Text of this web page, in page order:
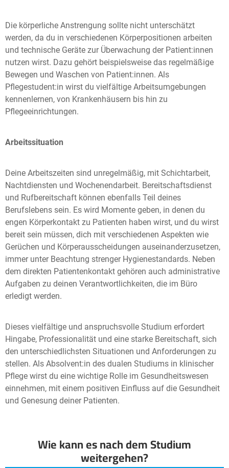
Die körperliche Anstrengung sollte nicht unterschätzt
werden, da du in verschiedenen Körperpositionen arbeiten
und technische Geräte zur Überwachung der Patient:innen
nutzen wirst. Dazu gehört beispielsweise das regelmäßige
Bewegen und Waschen von Patient:innen. Als
Pflegestudent:in wirst du vielfältige Arbeitsumgebungen
kennenlernen, von Krankenhäusern bis hin zu
Pflegeeinrichtungen.
Arbeitssituation
Deine Arbeitszeiten sind unregelmäßig, mit Schichtarbeit,
Nachtdiensten und Wochenendarbeit. Bereitschaftsdienst
und Rufbereitschaft können ebenfalls Teil deines
Berufslebens sein. Es wird Momente geben, in denen du
engen Körperkontakt zu Patienten haben wirst, und du wirst
bereit sein müssen, dich mit verschiedenen Aspekten wie
Gerüchen und Körperausscheidungen auseinanderzusetzen,
immer unter Beachtung strenger Hygienestandards. Neben
dem direkten Patientenkontakt gehören auch administrative
Aufgaben zu deinen Verantwortlichkeiten, die im Büro
erledigt werden.
Dieses vielfältige und anspruchsvolle Studium erfordert
Hingabe, Professionalität und eine starke Bereitschaft, sich
den unterschiedlichsten Situationen und Anforderungen zu
stellen. Als Absolvent:in des dualen Studiums in klinischer
Pflege wirst du eine wichtige Rolle im Gesundheitswesen
einnehmen, mit einem positiven Einfluss auf die Gesundheit
und Genesung deiner Patienten.
Wie kann es nach dem Studium
weitergehen?